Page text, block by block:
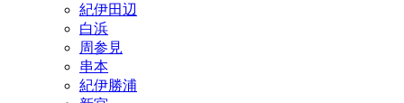
紀伊田辺
白浜
周参見
串本
紀伊勝浦